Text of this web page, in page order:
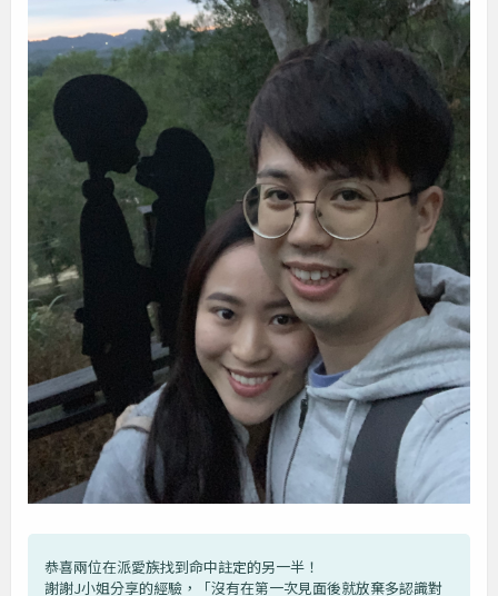
恭喜兩位在派愛族找到命中註定的另一半！
謝謝J小姐分享的經驗，「沒有在第一次見面後就放棄多認識對